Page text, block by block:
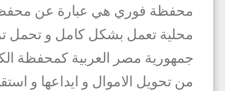
محفظة فوري هي عبارة عن
محلية تعمل بشكل كامل و تحمل
جمهورية مصر العربية كمحفظة
من تحويل الاموال و ايداعها و